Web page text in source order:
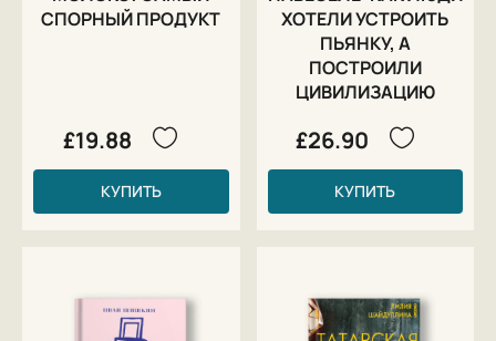
СПОРНЫЙ ПРОДУКТ
£19.88
КУПИТЬ
ХОТЕЛИ УСТРОИТЬ
ПЬЯНКУ, А
ПОСТРОИЛИ
ЦИВИЛИЗАЦИЮ
£26.90
КУПИТЬ